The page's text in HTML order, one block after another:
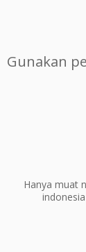
Gunakan
Hanya muat